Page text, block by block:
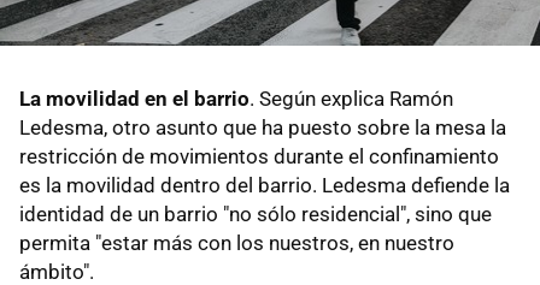
La movilidad en el barrio. Según explica Ramón
Ledesma, otro asunto que ha puesto sobre la mesa la
restricción de movimientos durante el confinamiento
es la movilidad dentro del barrio. Ledesma defiende la
identidad de un barrio "no sólo residencial", sino que
permita "estar más con los nuestros, en nuestro
ámbito".